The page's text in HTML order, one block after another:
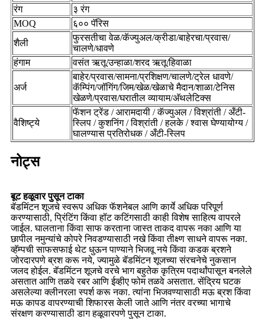
रंग
३ रंग
MOQ
६०० पॅरिस
शैली
फुरसतीचा वेळ/कॅज्युअल/क्रीडा/बाहेरचा/प्रवास/
चालणे/धावणे
हंगाम
वसंत ऋतू/उन्हाळा/शरद ऋतू/हिवाळा
अर्ज
बाहेर/प्रवास/सामना/प्रशिक्षण/चालणे/ट्रेल धावणे/
कॅम्पिंग/जॉगिंग/जिम/खेळ/खेळाचे मैदान/शाळा/टेनिस
खेळणे/प्रवास/घरातील व्यायाम/अ‍ॅथलेटिक्स
वैशिष्ट्ये
फॅशन ट्रेंड / आरामदायी / कॅज्युअल / विश्रांती / अँटी-
स्लिप / कुशनिंग / विश्रांती / हलके / श्वास घेण्यायोग्य /
घालण्यास प्रतिरोधक / अँटी-स्लिप
नोट्स
बूट हळूवार पुसून टाका
बॅडमिंटन शूजचे स्वरूप अधिक फॅशनेबल आणि कार्ये अधिक परिपूर्ण
करण्यासाठी, प्रिंटिंग किंवा हॉट कटिंगसाठी काही विशेष साहित्य वापरले
जाईल. घालताना किंवा साफ करताना जास्त ताकद वापरू नका आणि या
छापील नमुन्यांचे कोपरे निवडण्यासाठी नखे किंवा तीक्ष्ण साधने वापरू नका.
व्हॅम्पची साफसफाई थेट धुऊन पाण्याने भिजवू नये किंवा कडक ब्रशने
जोरदारपणे ब्रश करू नये, ज्यामुळे बॅडमिंटन शूजच्या संरचनेचे नुकसान
जलद होईल. बॅडमिंटन शूजचे वरचे भाग बहुतेक कृत्रिम पदार्थांपासून बनलेले
असतात आणि तळवे रबर आणि ईव्हीए फोम तळवे असतात. सेंद्रिय घटक
असलेल्या क्लीनरला स्पर्श करू नका. त्यांना भिजवण्यासाठी मऊ ब्रश किंवा
मऊ कापड वापरण्याची शिफारस केली जाते आणि नंतर वरच्या भागाचे
संरक्षण करण्यासाठी डाग हळूवारपणे पुसून टाका.